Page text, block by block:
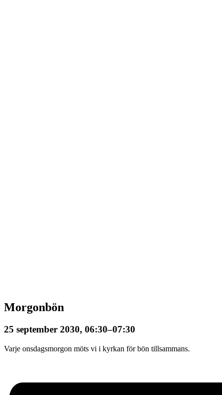
Morgonbön
25 september 2030, 06:30–07:30
Varje onsdagsmorgon möts vi i kyrkan för bön tillsammans.